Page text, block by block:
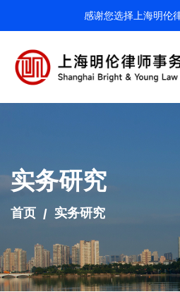
感谢您选择上海明伦
实务研究
首页 实务研究